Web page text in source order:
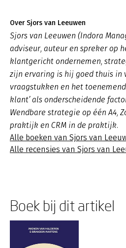
Over Sjors van Leeuwen
Sjors van Leeuwen (Indora
adviseur, auteur en spreker op
klantgericht ondernemen,
zijn ervaring is hij goed thuis in
vraagstukken en het toenemend
klant’ als onderscheidende
Wendbare strategie op één A4,
praktijk en CRM in de praktijk.
Alle boeken van Sjors van
Alle recensies van Sjors van
Boek bij dit artikel